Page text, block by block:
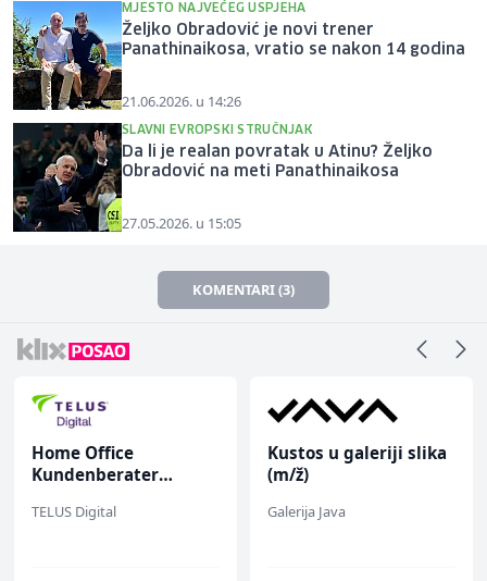
MJESTO NAJVEĆEG USPJEHA
Željko Obradović je novi trener
Panathinaikosa, vratio se nakon 14 godina
21.06.2026. u 14:26
SLAVNI EVROPSKI STRUČNJAK
Da li je realan povratak u Atinu? Željko
Obradović na meti Panathinaikosa
27.05.2026. u 15:05
KOMENTARI (3)
Home Office
Kundenberater
TELUS Digital
Kustos u galeriji slika
(m/ž)
Galerija Java